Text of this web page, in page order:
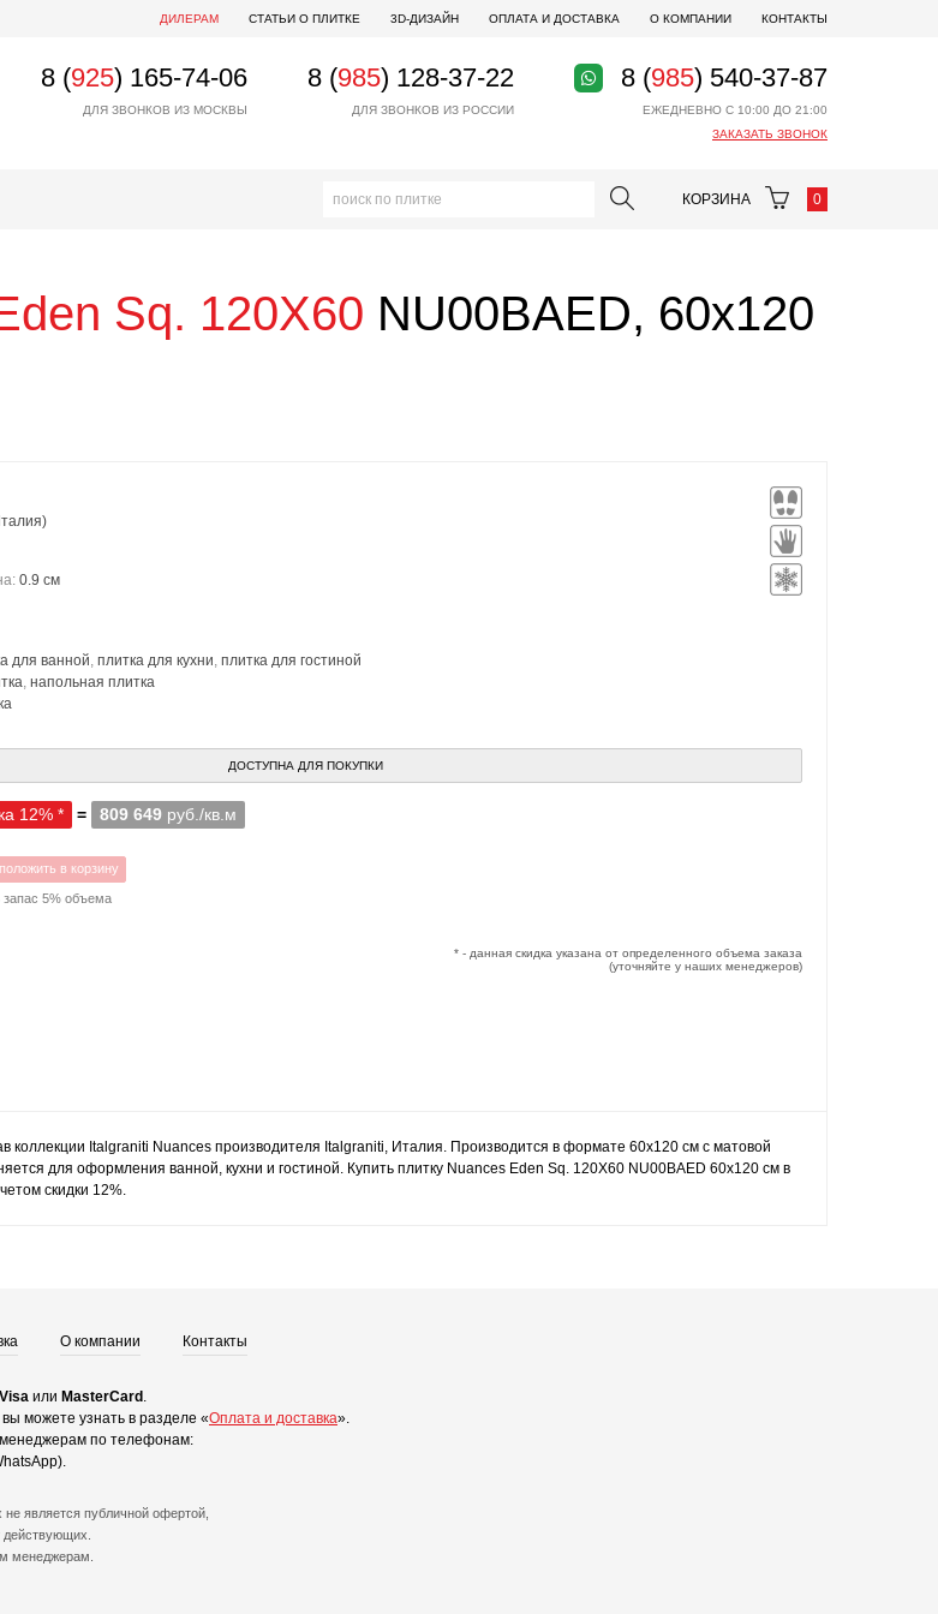
ДИЛЕРАМ СТАТЬИ О ПЛИТКЕ 3D-ДИЗАЙН ОПЛАТА И ДОСТАВКА О КОМПАНИИ КОНТАКТЫ
8 (925) 165-74-06
ДЛЯ ЗВОНКОВ ИЗ МОСКВЫ
8 (985) 128-37-22
ДЛЯ ЗВОНКОВ ИЗ РОССИИ
8 (985) 540-37-87
ЕЖЕДНЕВНО С 10:00 ДО 21:00
ЗАКАЗАТЬ ЗВОНОК
КОРЗИНА 0
Sq. 120X60 NU00BAED, 60x120
0.9 см
для ванной, плитка для кухни, плитка для гостиной
, напольная плитка
ДОСТУПНА ДЛЯ ПОКУПКИ
12% * = 809 649 руб./кв.м
положить в корзину
запас 5% объема
* - данная скидка указана от определенного объема заказа
(уточняйте у наших менеджеров)
коллекции Italgraniti Nuances производителя Italgraniti, Италия. Производится в формате 60x120 см с матовой
для оформления ванной, кухни и гостиной. Купить плитку Nuances Eden Sq. 120X60 NU00BAED 60x120 см в
скидки 12%.
О компании Контакты
Visa или MasterCard .
можете узнать в разделе «Оплата и доставка».
по телефонам:
является публичной офертой,
менеджерам.